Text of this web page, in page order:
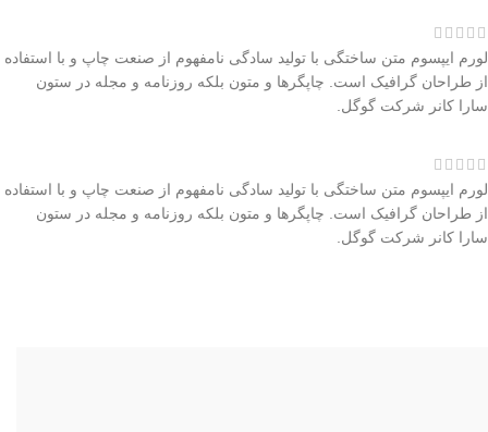
لورم ایپسوم متن ساختگی با تولید سادگی نامفهوم از صنعت چاپ و با استفاده
از طراحان گرافیک است. چاپگرها و متون بلکه روزنامه و مجله در ستون
سارا کانر شرکت گوگل.
لورم ایپسوم متن ساختگی با تولید سادگی نامفهوم از صنعت چاپ و با استفاده
از طراحان گرافیک است. چاپگرها و متون بلکه روزنامه و مجله در ستون
سارا کانر شرکت گوگل.